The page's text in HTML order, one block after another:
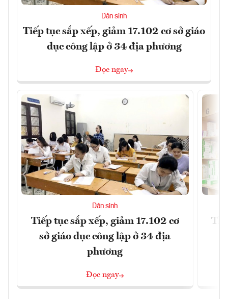
Dân sinh
Tiếp tục sắp xếp, giảm 17.102 cơ sở giáo
dục công lập ở 34 địa phương
Đọc ngay
Dân sinh
Tiếp tục sắp xếp, giảm 17.102 cơ
sở giáo dục công lập ở 34 địa
phương
Đọc ngay
Thị